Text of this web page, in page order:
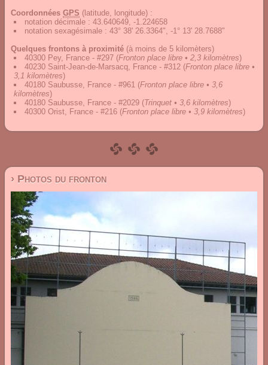
Coordonnées GPS (latitude, longitude) :
notation décimale : 43.640649, -1.224658
notation sexagésimale : 43° 38' 26.3364", -1° 13' 28.7688"
Quelques frontons à proximité (à moins de 5 kilomèters)
40300 Pey, France - #297 (Fronton place libre • 2,3 kilomètres)
40230 Saint-Jean-de-Marsacq, France - #312 (Fronton place libre •
3,1 kilomètres)
40180 Saubusse, France - #961 (Fronton place libre • 3,6
kilomètres)
40180 Saubusse, France - #2029 (Trinquet • 3,6 kilomètres)
40300 Orist, France - #216 (Fronton place libre • 3,9 kilomètres)
› Photos du fronton